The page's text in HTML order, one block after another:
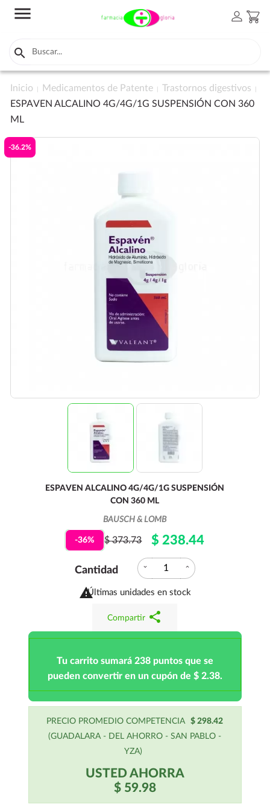
menu person shopping_cart

Inicio Medicamentos de Patente
Trastornos digestivos
ESPAVEN ALCALINO 4G/4G/1G SUSPENSIÓN CON 360
ML
-36.2%
ESPAVEN ALCALINO 4G/4G/1G SUSPENSIÓN
CON 360 ML
BAUSCH & LOMB
-36% $ 373.73 $ 238.44
Cantidad expand_more expand_less

Últimas unidades en stock
Compartir share
Tu carrito sumará 238 puntos que se
pueden convertir en un cupón de $ 2.38.
PRECIO PROMEDIO COMPETENCIA
$ 298.42
(GUADALARA - DEL AHORRO - SAN PABLO -
YZA)
USTED AHORRA
$ 59.98